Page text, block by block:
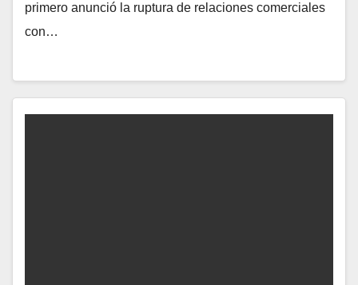
primero anunció la ruptura de relaciones comerciales
con…